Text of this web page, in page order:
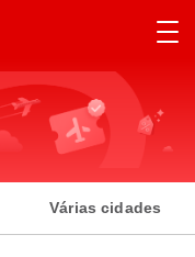
Várias cidades